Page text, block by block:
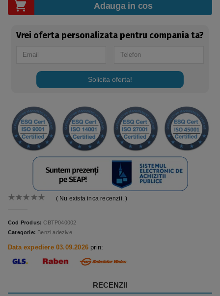
( Nu exista inca recenzii. )
Cod Produs:CBTP040002
Categorie: Benzi adezive
Data expediere 03.09.2026 prin:
Adauga in cos
Vrei oferta personalizata pentru compania ta?
Solicita oferta!
RECENZII